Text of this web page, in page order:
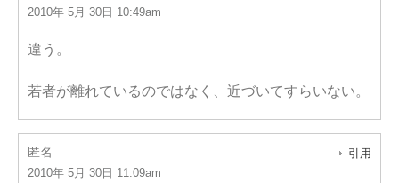
2010年 5月 30日 10:49am
違う。
若者が離れているのではなく、近づいてすらいない。
匿名
2010年 5月 30日 11:09am
引用